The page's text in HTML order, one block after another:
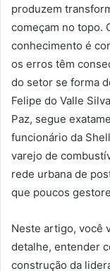
produzem
começam no topo.
conhecimento é
os erros têm
do setor se forma
Felipe do Valle
Paz, segue
funcionário da
varejo de
rede urbana de
que poucos
Neste artigo, você
detalhe, entender
construção da